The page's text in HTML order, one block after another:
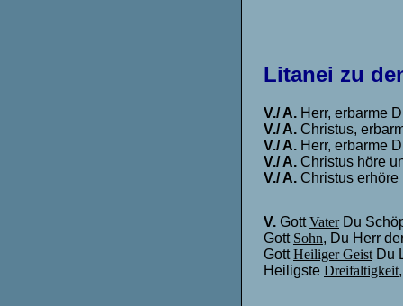
Litanei zu
V./ A. Herr, erbarme
V./ A. Christus,
V./ A. Herr, erbarme
V./ A. Christus höre
V./ A. Christus erhöre
V. GottVaterDu
Gott Sohn, Du Herr
GottHeiliger GeistDu
Heiligste Dreifaltigkeit